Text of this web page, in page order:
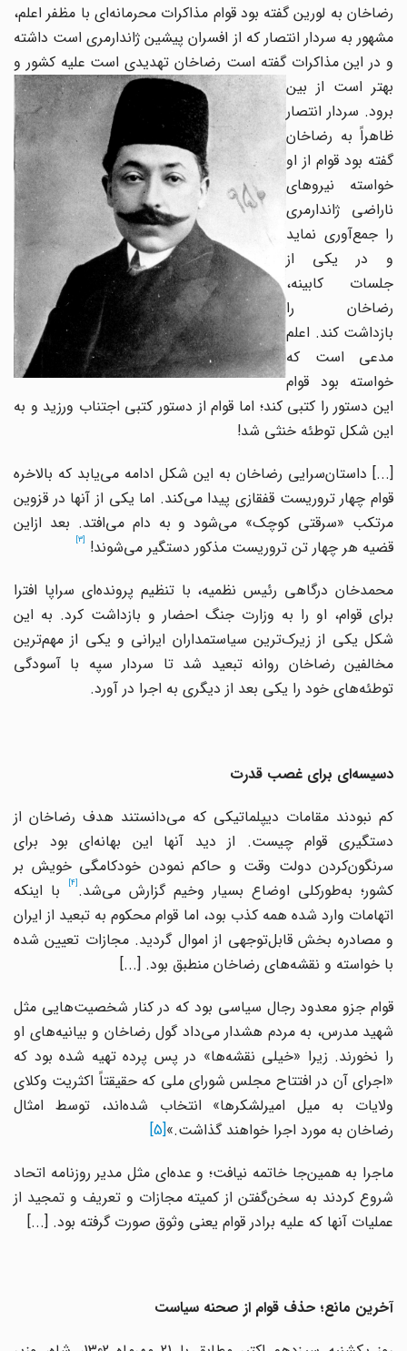
رضاخان به لورین گفته بود قوام مذاکرات محرمانه‌ای با مظفر اعلم،
مشهور به سردار انتصار که از افسران پیشین ژاندارمری است داشته
و در ‌این مذاکرات گفته است رضاخان تهدیدی استعلیه کشور و
بهتر است از بین
برود. سردار انتصار
ظاهراً به رضاخان
گفته بود قوام از او
خواسته نیروهای
ناراضی ژاندارمری
را جمع‌آوری نماید
و در یکی از
جلسات کابینه،
رضاخان را
بازداشت کند. اعلم
مدعی است که
خواسته بود قوام
‌این دستور را کتبی کند؛ اما قوام از دستور کتبی اجتناب ورزید و به
‌این شکل توطئه خنثی شد!
[...] داستان‌سرایی رضاخان به‌ این شکل ادامه می‌یابد که بالاخره
قوام چهار تروریست قفقازی پیدا می‌کند. اما یکی از آنها در قزوین
مرتکب «سرقتی کوچک» می‌شود و به دام می‌افتد. بعد از‌این
قضیه هر چهار تن تروریست مذکور دستگیر می‌شوند!
محمدخان درگاهی رئیس نظمیه، با تنظیم پرونده‌ای سراپا افترا
برای قوام، او را به وزارت جنگ احضار و بازداشت کرد. به ‌این
شکل یکی از زیرک‌ترین سیاستمداران ‌ایرانی و یکی از مهم‌ترین
مخالفین رضاخان روانه تبعید شد تا سردار سپه با آسودگی
توطئه‌‌های خود را یکی بعد از دیگری به اجرا در آورد.
دسیسه‌ای برای غصب قدرت
کم نبودند مقامات دیپلماتیکی که می‌دانستند هدف رضاخان از
دستگیری قوام چیست. از دید آنها‌ این بهانه‌ای بود برای
سرنگون‌کردن دولت وقت و حاکم نمودن خودکامگی خویش بر
کشور؛ به‌طورکلی اوضاع بسیار وخیم گزارش می‌شد. با‌ اینکه
اتهامات وارد شده همه کذب بود، اما قوام محکوم به تبعید از ‌ایران
و مصادره بخش قابل‌توجهی از اموال گردید. مجازات تعیین شده
با خواسته و نقشه‌‌های رضاخان منطبق بود. [...]
قوام جزو معدود رجال سیاسی بود که در کنار شخصیت‌هایی مثل
شهید مدرس، به مردم هشدار می‌داد گول رضاخان و بیانیه‌‌های او
را نخورند. زیرا «خیلی نقشه‌‌ها» در پس پرده تهیه شده بود که
«اجرای آن در افتتاح مجلس شورای ملی که حقیقتاً اکثریت وکلای
ولایات به میل امیرلشکرها» انتخاب شده‌اند، توسط امثال
رضاخان به مورد اجرا خواهند گذاشت.»[5]
ماجرا به همین‌جا خاتمه نیافت؛ و عده‌ای مثل مدیر روزنامه اتحاد
شروع کردند به سخن‌گفتن از کمیته مجازات و تعریف و تمجید از
عملیات آنها که علیه برادر قوام یعنی وثوق صورت گرفته بود. [...]
آخرین مانع؛ حذف قوام از صحنه سیاست